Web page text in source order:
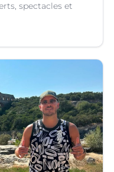
spectacles et